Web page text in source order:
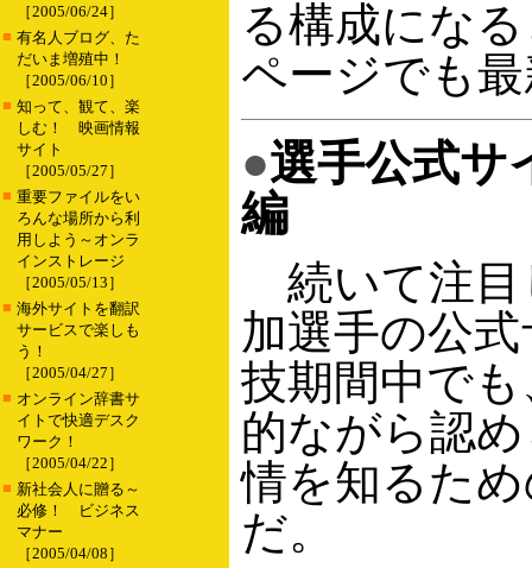
［2005/06/24］
■ 有名人ブログ、た
だいま増殖中！
［2005/06/10］
■ 知って、観て、楽
しむ！ 映画情報
サイト
［2005/05/27］
■ 重要ファイルをい
ろんな場所から利
用しよう～オンラ
インストレージ
［2005/05/13］
■ 海外サイトを翻訳
サービスで楽しも
う！
［2005/04/27］
■ オンライン辞書サ
イトで快適デスク
ワーク！
［2005/04/22］
■ 新社会人に贈る～
必修！ ビジネス
マナー
［2005/04/08］
る構成にな
ページでも
●選手公式
編
続いて注目
加選手の公
技期間中で
的ながら認
情を知るた
だ。